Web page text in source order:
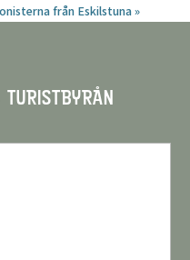
från Eskilstuna»